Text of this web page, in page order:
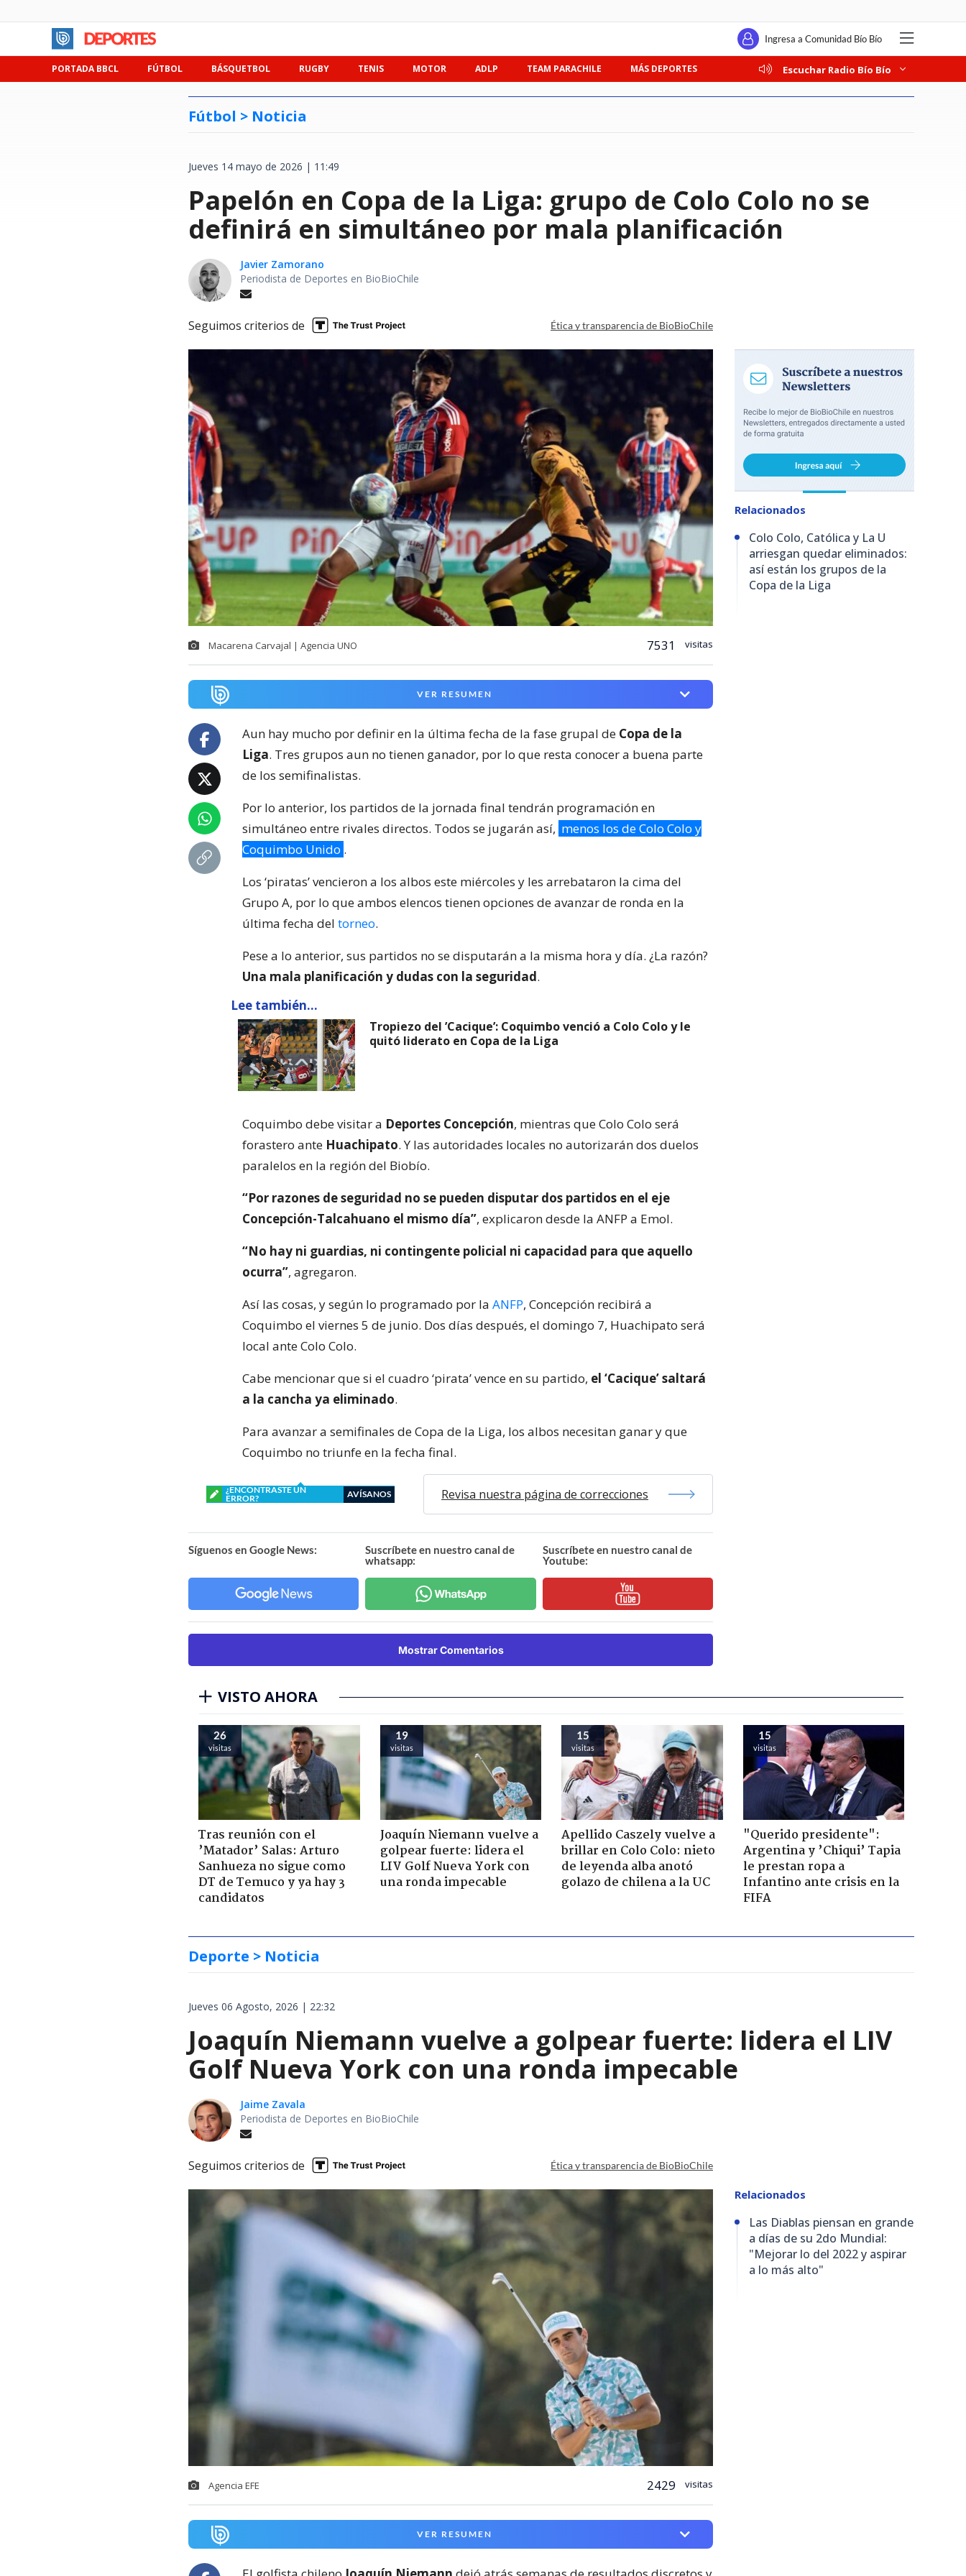
Ingresa a Comunidad Bío Bío
PORTADA BBCL FÚTBOL BÁSQUETBOL RUGBY TENIS MOTOR ADLP TEAM PARACHILE MÁS DEPORTES Escuchar Radio Bío Bío
Fútbol > Noticia
Jueves 14 mayo de 2026 | 11:49
Papelón en Copa de la Liga: grupo de Colo Colo no se
definirá en simultáneo por mala planificación
Javier Zamorano
Periodista de Deportes en BioBioChile
Seguimos criterios de Ética y transparencia de BioBioChile
Macarena Carvajal | Agencia UNO 7531 visitas
VER RESUMEN
Aun hay mucho por definir en la última fecha de la fase grupal de Copa de la
Liga. Tres grupos aun no tienen ganador, por lo que resta conocer a buena parte
de los semifinalistas.
Por lo anterior, los partidos de la jornada final tendrán programación en
simultáneo entre rivales directos. Todos se jugarán así, menos los de Colo Colo y
Coquimbo Unido .
Los ‘piratas’ vencieron a los albos este miércoles y les arrebataron la cima del
Grupo A, por lo que ambos elencos tienen opciones de avanzar de ronda en la
última fecha del torneo.
Pese a lo anterior, sus partidos no se disputarán a la misma hora y día. ¿La razón?
Una mala planificación y dudas con la seguridad.
Lee también...
Tropiezo del ’Cacique’: Coquimbo venció a Colo Colo y le
quitó liderato en Copa de la Liga
Coquimbo debe visitar a Deportes Concepción, mientras que Colo Colo será
forastero ante Huachipato. Y las autoridades locales no autorizarán dos duelos
paralelos en la región del Biobío.
“Por razones de seguridad no se pueden disputar dos partidos en el eje
Concepción-Talcahuano el mismo día”, explicaron desde la ANFP a Emol.
“No hay ni guardias, ni contingente policial ni capacidad para que aquello
ocurra”, agregaron.
Así las cosas, y según lo programado por la ANFP, Concepción recibirá a
Coquimbo el viernes 5 de junio. Dos días después, el domingo 7, Huachipato será
local ante Colo Colo.
Cabe mencionar que si el cuadro ‘pirata’ vence en su partido, el ‘Cacique’ saltará
a la cancha ya eliminado.
Para avanzar a semifinales de Copa de la Liga, los albos necesitan ganar y que
Coquimbo no triunfe en la fecha final.
¿ENCONTRASTE UN
ERROR?
AVÍSANOS Revisa nuestra página de correcciones
Síguenos en Google News:
Suscríbete en nuestro canal de
whatsapp:
Suscríbete en nuestro canal de
Youtube:
Mostrar Comentarios
Relacionados
Colo Colo, Católica y La U
arriesgan quedar eliminados:
así están los grupos de la
Copa de la Liga
VISTO AHORA
26
visitas
Tras reunión con el
’Matador’ Salas: Arturo
Sanhueza no sigue como
DT de Temuco y ya hay 3
candidatos
19
visitas
Joaquín Niemann vuelve a
golpear fuerte: lidera el
LIV Golf Nueva York con
una ronda impecable
15
visitas
Apellido Caszely vuelve a
brillar en Colo Colo: nieto
de leyenda alba anotó
golazo de chilena a la UC
15
visitas
"Querido presidente":
Argentina y ’Chiqui’ Tapia
le prestan ropa a
Infantino ante crisis en la
FIFA
Deporte > Noticia
Jueves 06 Agosto, 2026 | 22:32
Joaquín Niemann vuelve a golpear fuerte: lidera el LIV
Golf Nueva York con una ronda impecable
Jaime Zavala
Periodista de Deportes en BioBioChile
Seguimos criterios de Ética y transparencia de BioBioChile
Agencia EFE 2429 visitas
VER RESUMEN
Relacionados
Las Diablas piensan en grande
a días de su 2do Mundial:
"Mejorar lo del 2022 y aspirar
a lo más alto"